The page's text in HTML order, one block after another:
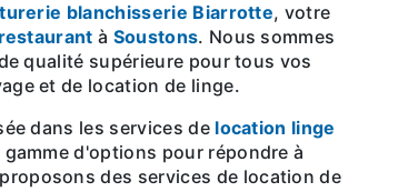
blanchisserie Biarrotte, votre
à Soustons. Nous sommes
qualité supérieure pour tous vos
et de location de linge.
dans les services de location linge
d'options pour répondre à
des services de location de